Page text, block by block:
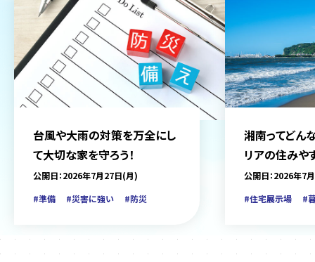
台風や大雨の対策を万全にし
て大切な家を守ろう！
公開日：2026年7月27日(月)
#準備
#災害に強い #防災
湘南ってどん
リアの住みや
をご紹介
公開日：2026年7
#住宅展示場
#